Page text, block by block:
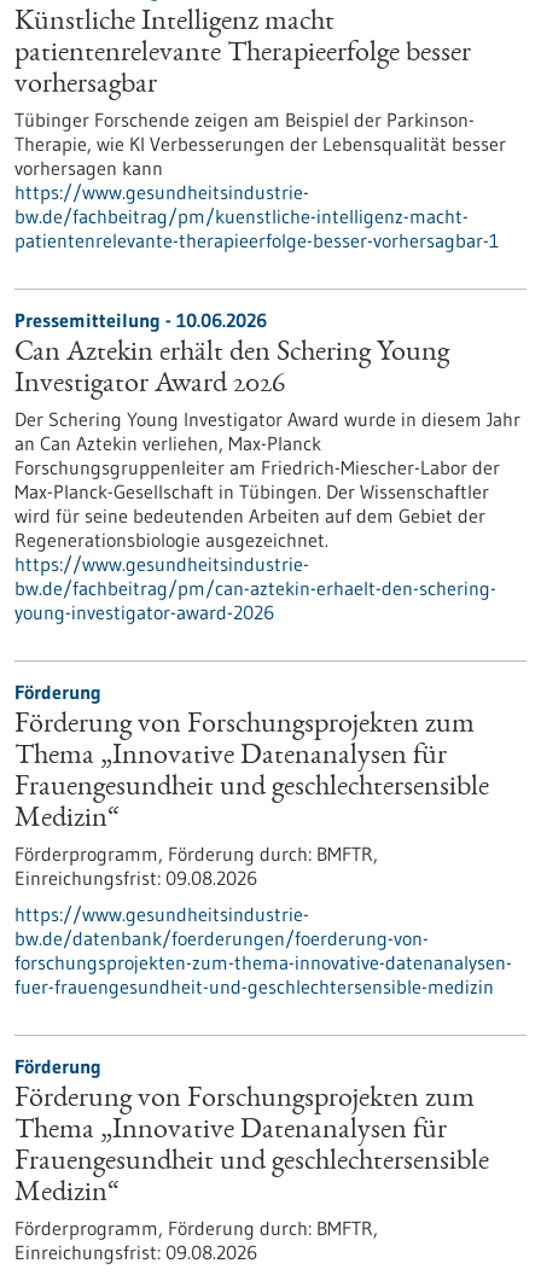
Künstliche Intelligenz macht
patientenrelevante Therapieerfolge besser
vorhersagbar
Tübinger Forschende zeigen am Beispiel der Parkinson-
Therapie, wie KI Verbesserungen der Lebensqualität besser
vorhersagen kann
https://www.gesundheitsindustrie-
bw.de/fachbeitrag/pm/kuenstliche-intelligenz-macht-
patientenrelevante-therapieerfolge-besser-vorhersagbar-1
Pressemitteilung - 10.06.2026
Can Aztekin erhält den Schering Young
Investigator Award 2026
Der Schering Young Investigator Award wurde in diesem Jahr
an Can Aztekin verliehen, Max-Planck
Forschungsgruppenleiter am Friedrich-Miescher-Labor der
Max-Planck-Gesellschaft in Tübingen. Der Wissenschaftler
wird für seine bedeutenden Arbeiten auf dem Gebiet der
Regenerationsbiologie ausgezeichnet.
https://www.gesundheitsindustrie-
bw.de/fachbeitrag/pm/can-aztekin-erhaelt-den-schering-
young-investigator-award-2026
Förderung
Förderung von Forschungsprojekten zum
Thema „Innovative Datenanalysen für
Frauengesundheit und geschlechtersensible
Medizin“
Förderprogramm, Förderung durch: BMFTR,
Einreichungsfrist: 09.08.2026
https://www.gesundheitsindustrie-
bw.de/datenbank/foerderungen/foerderung-von-
forschungsprojekten-zum-thema-innovative-datenanalysen-
fuer-frauengesundheit-und-geschlechtersensible-medizin
Förderung
Förderung von Forschungsprojekten zum
Thema „Innovative Datenanalysen für
Frauengesundheit und geschlechtersensible
Medizin“
Förderprogramm, Förderung durch: BMFTR,
Einreichungsfrist: 09.08.2026